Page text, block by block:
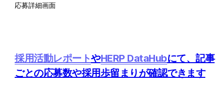
応募詳細画面
採用活動レポートやHERP DataHubにて、記事
ごとの応募数や採用歩留まりが確認できます